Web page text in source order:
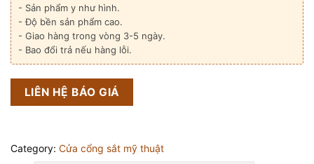
- Sản phẩm y như hình.
- Độ bền sản phẩm cao.
- Giao hàng trong vòng 3-5 ngày.
- Bao đổi trả nếu hàng lỗi.
LIÊN HỆ BÁO GIÁ
Category: Cửa cổng sắt mỹ thuật